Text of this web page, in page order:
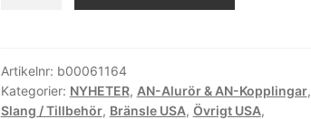
nyckel
mängd
Artikelnr: b00061164
Kategorier: NYHETER, AN-Alurör & AN-Kopplingar,
Slang / Tillbehör, Bränsle USA, Övrigt USA,